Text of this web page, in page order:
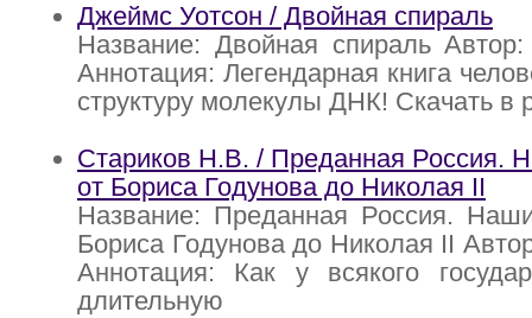
Джеймс Уотсон / Двойная спираль
Название: Двойная спираль
Аннотация: Легендарная книга
структуру молекулы ДНК! Скачать в
Стариков Н.В. / Преданная Россия.
от Бориса Годунова до Николая II
Название: Преданная Россия.
Бориса Годунова до Николая II
Аннотация: Как у всякого
длительную